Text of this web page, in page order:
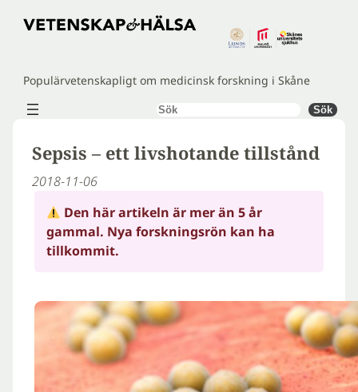
Hoppa
Populärvetenskapligt om medicinsk forskning i Skåne
Sök Sök
Sepsis – ett livshotande tillstånd
2018-11-06
Den här artikeln är mer än 5 år
gammal. Nya forskningsrön kan ha
tillkommit.